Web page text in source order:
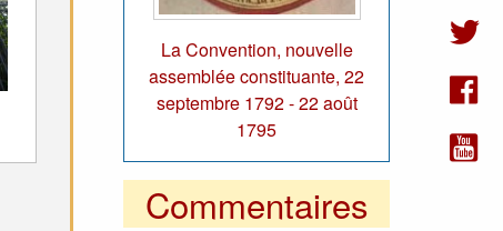
La Convention, nouvelle
assemblée constituante, 22
septembre 1792 - 22 août
1795
Commentaires